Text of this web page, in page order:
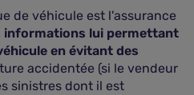
de véhicule est l'assurance
informations lui permettant
en évitant des
accidentée (si le vendeur
sinistres dont il est